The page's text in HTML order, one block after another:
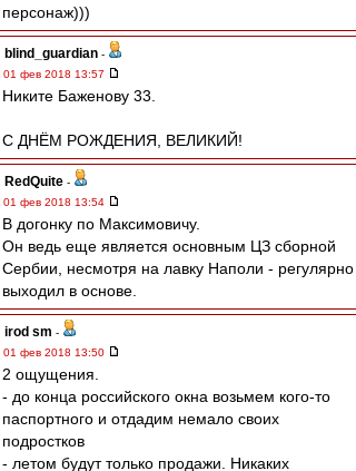
персонаж)))
blind_guardian -
01 фев 2018 13:57
Никите Баженову 33.
С ДНЁМ РОЖДЕНИЯ, ВЕЛИКИЙ!
RedQuite -
01 фев 2018 13:54
В догонку по Максимовичу.
Он ведь еще является основным ЦЗ сборной
Сербии, несмотря на лавку Наполи - регулярно
выходил в основе.
irod sm -
01 фев 2018 13:50
2 ощущения.
- до конца российского окна возьмем кого-то
паспортного и отдадим немало своих
подростков
- летом будут только продажи. Никаких